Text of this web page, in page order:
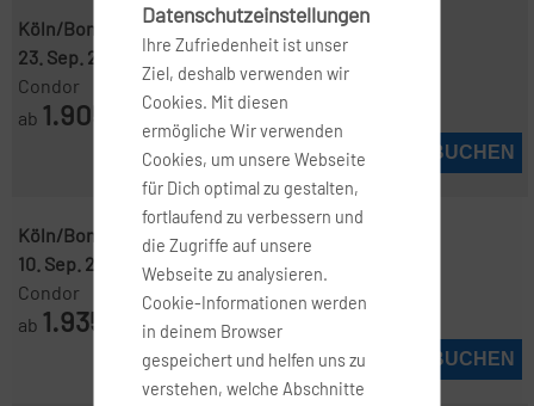
Köln/Bonn ( QKL )-Melbourne ( MEL )
23. Sep. 2026
30. Sep. 2026
Condor
ab 1.905
JETZT BUCHEN
Köln/Bonn ( QKL ) -Melbourne ( MEL )
10. Sep. 2026
24. Sep. 2026
Condor
ab 1.935
JETZT BUCHEN
Datenschutzeinstellungen
Ihre Zufriedenheit ist unser
Ziel, deshalb verwenden wir
Cookies. Mit diesen
ermögliche Wir verwenden
Cookies, um unsere Webseite
für Dich optimal zu gestalten,
fortlaufend zu verbessern und
die Zugriffe auf unsere
Webseite zu analysieren.
Cookie-Informationen werden
in deinem Browser
gespeichert und helfen uns zu
verstehen, welche Abschnitte